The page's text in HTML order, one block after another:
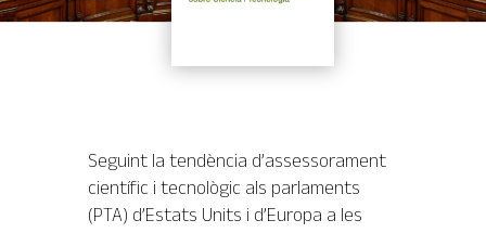
Seguint la tendència d’assessorament
científic i tecnològic als parlaments
(PTA) d’Estats Units i d’Europa a les